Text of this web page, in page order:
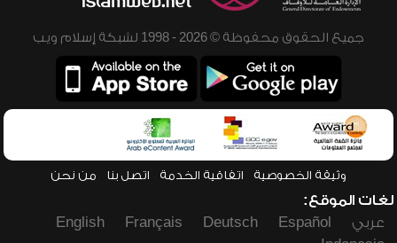
جميع الحقوق محفوظة © 2026 - 1998 لشبكة إسلام ويب
وثيقة الخصوصية اتفاقية الخدمة اتصل بنا من نحن
لغات الموقع:
عربي
Español
Deutsch
Français
English